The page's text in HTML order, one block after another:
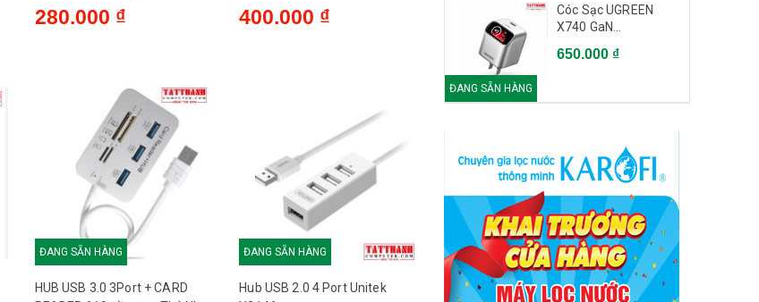
cao cấp
280.000 ₫ 400.000 ₫
ĐANG SẴN HÀNG
HUB USB 3.0 3Port + CARD
ĐANG SẴN HÀNG
Hub USB 2.0 4 Port Unitek
ĐANG SẴN HÀNG
Cóc Sạc UGREEN
X740 GaN...
650.000 ₫